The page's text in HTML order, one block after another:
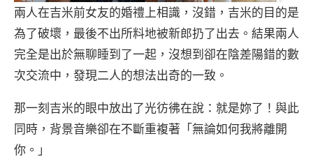
兩人在吉米前女友的婚禮上相識，沒錯，吉米的目的是
為了破壞，最後不出所料地被新郎扔了出去。結果兩人
完全是出於無聊睡到了一起，沒想到卻在陰差陽錯的數
次交流中，發現二人的想法出奇的一致。
那一刻吉米的眼中放出了光彷彿在說：就是妳了！與此
同時，背景音樂卻在不斷重複著「無論如何我將離開
你。」